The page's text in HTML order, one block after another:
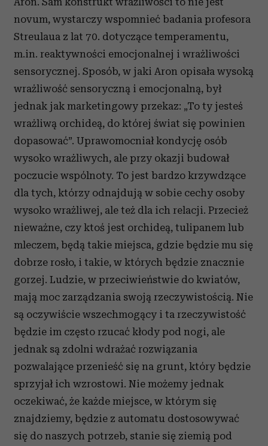
novum, wystarczy wspomnieć badania profesora
Streulaua z lat 70. dotyczące temperamentu,
m.in. reaktywności emocjonalnej i wrażliwości
sensorycznej. Sposób, w jaki Aron opisała wysoką
wrażliwość sensoryczną i emocjonalną, był
jednak jak marketingowy przekaz: „To ty jesteś
wrażliwą orchideą, do której świat się powinien
dopasować”. Uprawomocniał kondycję osób
wysoko wrażliwych, ale przy okazji budował
poczucie wspólnoty. To jest bardzo krzywdzące
dla tych, którzy odnajdują w sobie cechy osoby
wysoko wrażliwej, ale też dla ich relacji. Przecież
nieważne, czy ktoś jest orchideą, tulipanem lub
mleczem, będą takie miejsca, gdzie będzie mu się
dobrze rosło, i takie, w których będzie znacznie
gorzej. Ludzie, w przeciwieństwie do kwiatów,
mają moc zarządzania swoją rzeczywistością. Nie
są oczywiście wszechmogący i ta rzeczywistość
będzie im często rzucać kłody pod nogi, ale
jednak są zdolni wdrażać rozwiązania
pozwalające przenieść się na grunt, który będzie
sprzyjał ich wzrostowi. Nie możemy jednak
oczekiwać, że każde miejsce, w którym się
znajdziemy, będzie z automatu dostosowywać
się do naszych potrzeb, stanie się ziemią pod